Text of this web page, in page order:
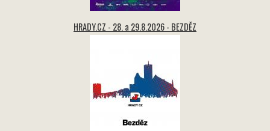
HRADY.CZ - 28. a 29.8.2026 - BEZDĚZ